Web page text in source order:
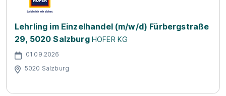
Lehrling im Einzelhandel (m/w/d) Fürbergstraße
29, 5020 Salzburg HOFER KG
01.09.2026
5020 Salzburg